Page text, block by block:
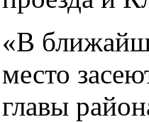
«В
место
главы